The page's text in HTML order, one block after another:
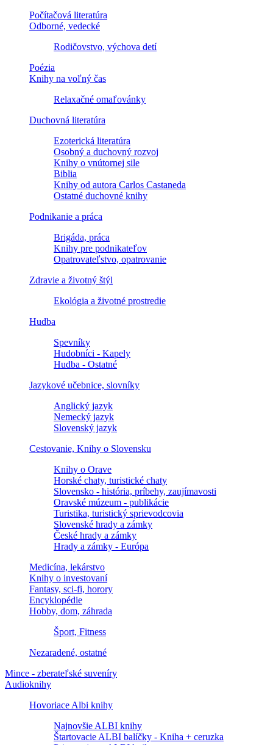
Počítačová literatúra
Odborné, vedecké
Rodičovstvo, výchova detí
Poézia
Knihy na voľný čas
Relaxačné omaľovánky
Duchovná literatúra
Ezoterická literatúra
Osobný a duchovný rozvoj
Knihy o vnútornej sile
Biblia
Knihy od autora Carlos Castaneda
Ostatné duchovné knihy
Podnikanie a práca
Brigáda, práca
Knihy pre podnikateľov
Opatrovateľstvo, opatrovanie
Zdravie a životný štýl
Ekológia a životné prostredie
Hudba
Spevníky
Hudobníci - Kapely
Hudba - Ostatné
Jazykové učebnice, slovníky
Anglický jazyk
Nemecký jazyk
Slovenský jazyk
Cestovanie, Knihy o Slovensku
Knihy o Orave
Horské chaty, turistické chaty
Slovensko - história, príbehy, zaujímavosti
Oravské múzeum - publikácie
Turistika, turistický sprievodcovia
Slovenské hrady a zámky
České hrady a zámky
Hrady a zámky - Európa
Medicína, lekárstvo
Knihy o investovaní
Fantasy, sci-fi, horory
Encyklopédie
Hobby, dom, záhrada
Šport, Fitness
Nezaradené, ostatné
Mince - zberateľské suveníry
Audioknihy
Hovoriace Albi knihy
Najnovšie ALBI knihy
Štartovacie ALBI balíčky - Kniha + ceruzka